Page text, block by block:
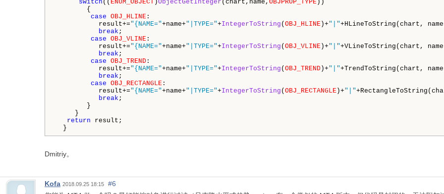
switch (( ENUM_OBJECT)ObjectGetInteger (chart,name, OBJPROP_TYPE))
{
case OBJ_HLINE :
result+="{NAME="+name+"|TYPE="+IntegerToString (OBJ_HLINE)+"|"+HLineToString(chart,
break ;
case OBJ_VLINE :
result+="{NAME="+name+"|TYPE="+IntegerToString (OBJ_VLINE)+"|"+VLineToString(chart,
break ;
case OBJ_TREND :
result+="{NAME="+name+"|TYPE="+IntegerToString (OBJ_TREND)+"|"+TrendToString(chart,
break ;
case OBJ_RECTANGLE :
result+="{NAME="+name+"|TYPE="+IntegerToString (OBJ_RECTANGLE)+"|"
break ;
}
}
return result;
}
Dmitriy。
Kofa 2018.09.25 18:15
#6